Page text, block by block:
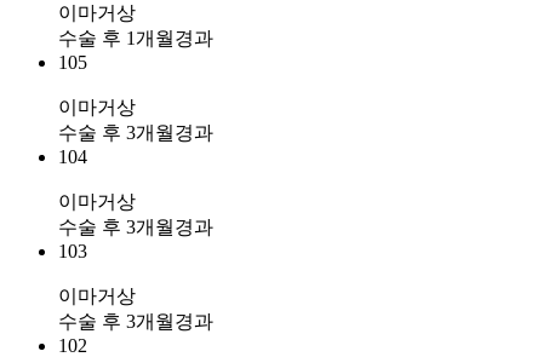
이마거상
수술 후 1개월경과
105
이마거상
수술 후 3개월경과
104
이마거상
수술 후 3개월경과
103
이마거상
수술 후 3개월경과
102